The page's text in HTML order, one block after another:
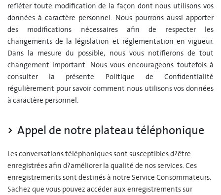
refléter toute modification de la façon dont nous utilisons vos
données à caractère personnel. Nous pourrons aussi apporter
des modifications nécessaires afin de respecter les
changements de la législation et réglementation en vigueur.
Dans la mesure du possible, nous vous notifierons de tout
changement important. Nous vous encourageons toutefois à
consulter la présente Politique de Confidentialité
régulièrement pour savoir comment nous utilisons vos données
à caractère personnel.
Appel de notre plateau téléphonique
Les conversations téléphoniques sont susceptibles d?être
enregistrées afin d?améliorer la qualité de nos services. Ces
enregistrements sont destinés à notre Service Consommateurs.
Sachez que vous pouvez accéder aux enregistrements sur